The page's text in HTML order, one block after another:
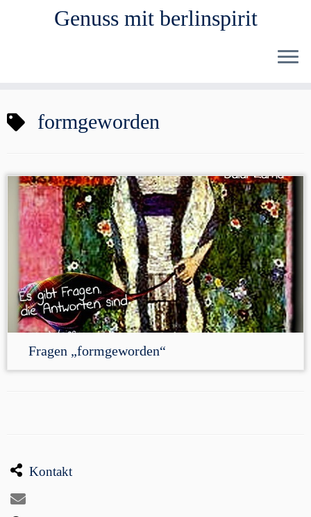
Inhalt
Genuss mit berlinspirit
formgeworden
Fragen „formgeworden“
Kontakt